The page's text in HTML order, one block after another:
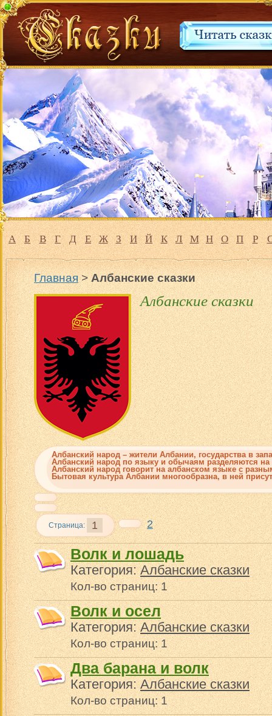
А Б В Г Д Е Ж З И Й К Л М Н О П Р
Главная>Албанские сказки
Албанские сказки
Албанский народ – жители Албании, государства в
Албанский народ по языку и обычаям разделяются
Албанский народ говорит на албанском языке с
Бытовая культура Албании многообразна, в ней
Страница: 1 2
Волк и лошадь
Категория:Албанские сказки
Кол-во страниц: 1
Волк и осел
Категория:Албанские сказки
Кол-во страниц: 1
Два барана и волк
Категория:Албанские сказки
Кол-во страниц: 1